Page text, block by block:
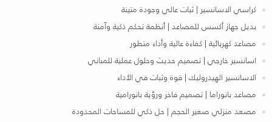
كراسي الاسانسير | ثبات عالي وجودة متينة
بديل جهاز أكسس للمصاعد | أنظمة تحكم ذكية وآمنة
مصاعد كهربائية | كفاءة عالية وأداء متطور
اسانسير خارجي | تصميم حديث وحلول عملية للمباني
الاسانسير الهيدروليك | قوة وثبات في الأداء
مصاعد بانوراما | تصميم فاخر ورؤية بانورامية
مصعد منزلي صغير الحجم | حل ذكي للمساحات المحدودة